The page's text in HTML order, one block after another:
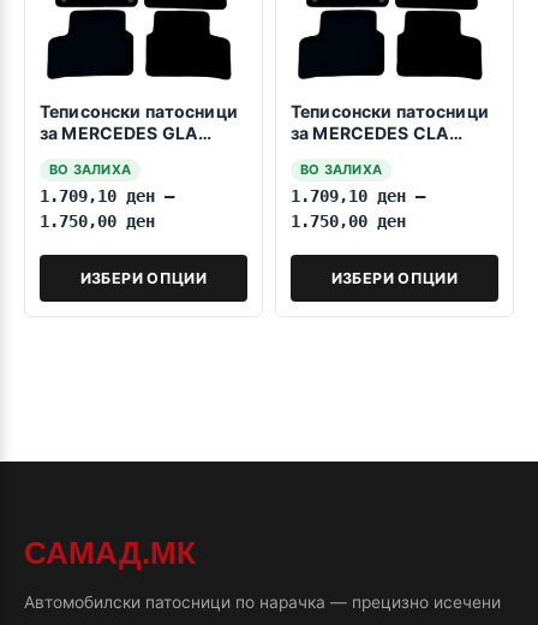
Теписонски патосници
за MERCEDES GLA
ВО ЗАЛИХА
1.709,10 ден –
1.750,00 ден
ИЗБЕРИ ОПЦИИ
Теписонски патосници
за MERCEDES CLA
ВО ЗАЛИХА
1.709,10 ден –
1.750,00 ден
ИЗБЕРИ ОПЦИИ
САМАД.МК
Автомобилски патосници по нарачка — прецизно исечени